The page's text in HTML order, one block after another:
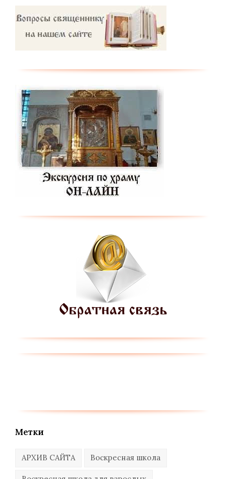
Метки
АРХИВ САЙТА Воскресная школа